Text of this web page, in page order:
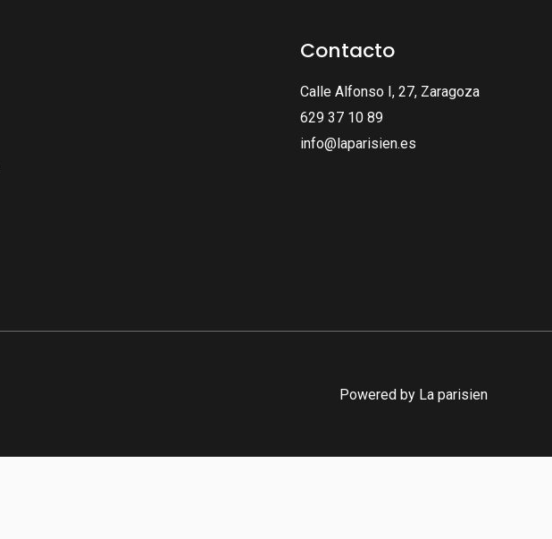
Contacto
Calle Alfonso I, 27, Zaragoza
629 37 10 89
info@laparisien.es
Powered by La parisien